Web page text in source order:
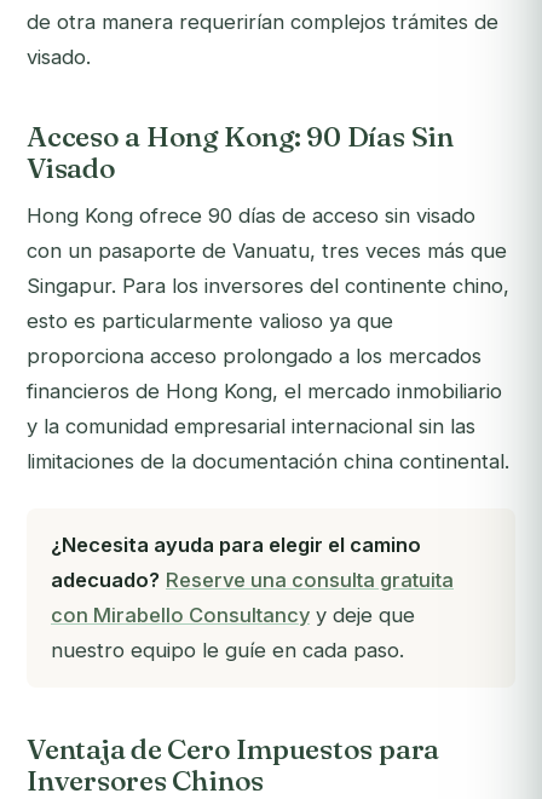
de otra manera requerirían complejos trámites de
visado.
Acceso a Hong Kong: 90 Días Sin
Visado
Hong Kong ofrece 90 días de acceso sin visado
con un pasaporte de Vanuatu, tres veces más que
Singapur. Para los inversores del continente chino,
esto es particularmente valioso ya que
proporciona acceso prolongado a los mercados
financieros de Hong Kong, el mercado inmobiliario
y la comunidad empresarial internacional sin las
limitaciones de la documentación china continental.
¿Necesita ayuda para elegir el camino
adecuado? Reserve una consulta gratuita
con Mirabello Consultancy y deje que
nuestro equipo le guíe en cada paso.
Ventaja de Cero Impuestos para
Inversores Chinos